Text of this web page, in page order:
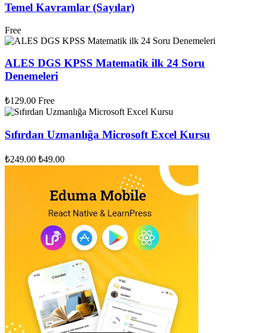
Temel Kavramlar (Sayılar)
Free
ALES DGS KPSS Matematik ilk 24 Soru
Denemeleri
₺129.00 Free
Sıfırdan Uzmanlığa Microsoft Excel Kursu
₺249.00 ₺49.00